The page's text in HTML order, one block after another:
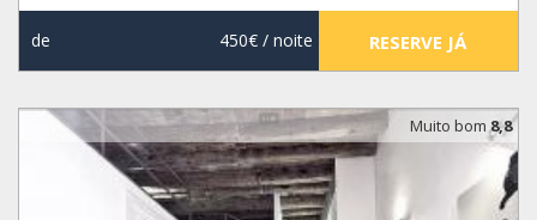
de 450€/ noite RESERVE JÁ
Muito bom8,8